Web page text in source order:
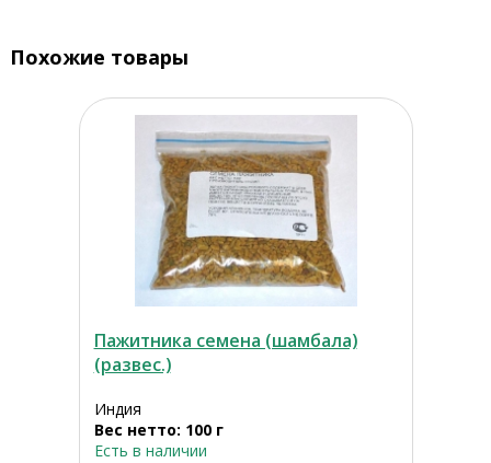
Похожие товары
Пажитника семена (шамбала)
(развес.)
Индия
Вес нетто: 100 г
Есть в наличии